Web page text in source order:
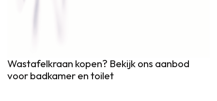
Wastafelkraan kopen? Bekijk ons aanbod
voor badkamer en toilet